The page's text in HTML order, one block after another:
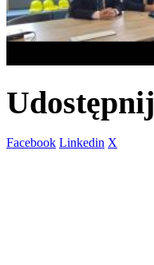
Udostępnij
Facebook Linkedin X